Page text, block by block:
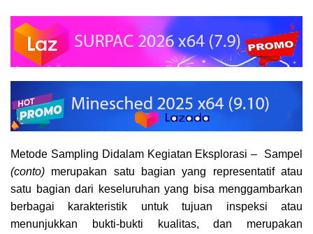
Metode Sampling Didalam Kegiatan Eksplorasi – Sampel
(conto) merupakan satu bagian yang representatif atau
satu bagian dari keseluruhan yang bisa menggambarkan
berbagai karakteristik untuk tujuan inspeksi atau
menunjukkan bukti-bukti kualitas, dan merupakan